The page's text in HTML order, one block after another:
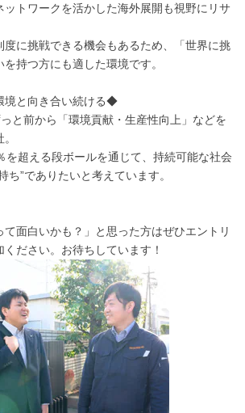
ットワークを活かした海外展開も視野にリサ
度に挑戦できる機会もあるため、「世界に挑
持つ方にも適した環境です。
境と向き合い続ける◆
と前から「環境貢献・生産性向上」などを
を超える段ボールを通じて、持続可能な社会
ち”でありたいと考えています。
て面白いかも？」と思った方はぜひエントリ
ださい。お待ちしています！